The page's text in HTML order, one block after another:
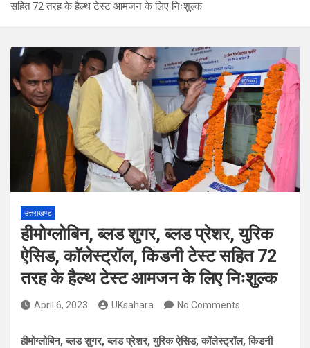
सहित 72 तरह के हैल्थ टेस्ट आमजन के लिए निःशुल्क
उत्तराखण्ड
हीमोग्लोबिन, ब्लड शुगर, ब्लड प्रेशर, युरिक
ऐसिड, कॉलेस्ट्रॉल, किडनी टेस्ट सहित 72
तरह के हैल्थ टेस्ट आमजन के लिए निःशुल्क
April 6, 2023 UKsahara No Comments
हीमोग्लोबिन, ब्लड शुगर, ब्लड प्रेशर, युरिक ऐसिड, कॉलेस्ट्रॉल, किडनी